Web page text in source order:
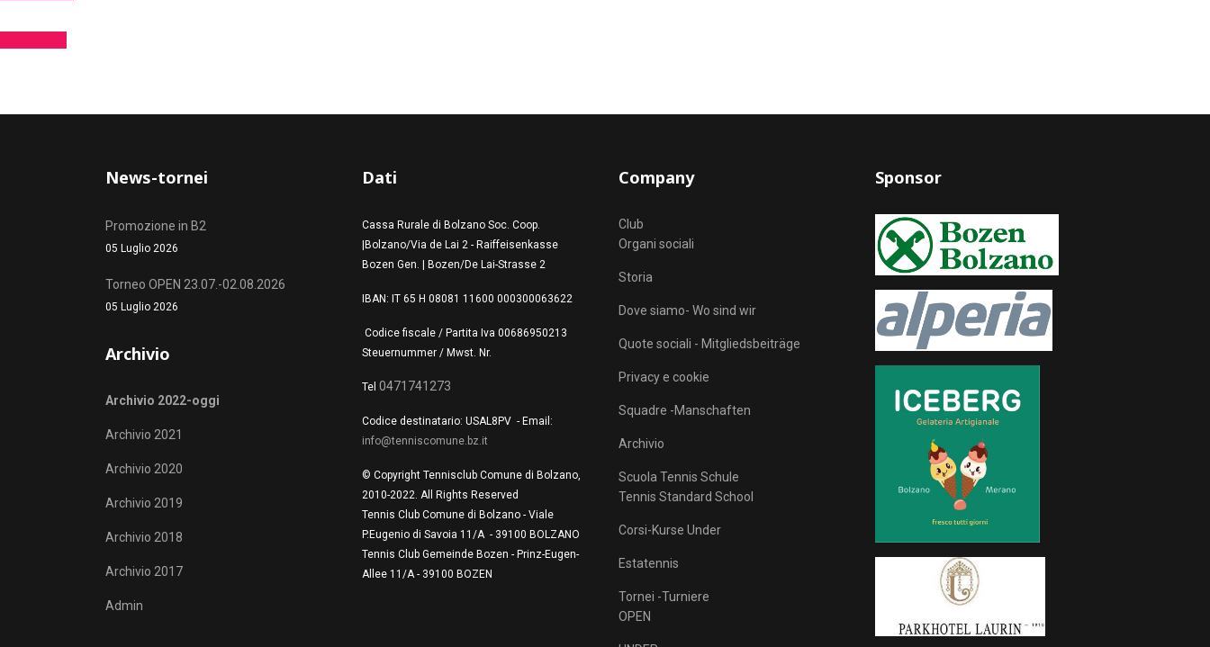
News-tornei
Promozione in B2
05 Luglio 2026
Torneo OPEN 23.07.-02.08.2026
05 Luglio 2026
Archivio
Archivio 2022-oggi
Archivio 2021
Archivio 2020
Archivio 2019
Archivio 2018
Archivio 2017
Admin
Dati
Cassa Rurale di Bolzano Soc. Coop.
|Bolzano/Via de Lai 2 - Raiffeisenkasse
Bozen Gen. | Bozen/De Lai-Strasse 2
IBAN: IT 65 H 08081 11600 000300063622
Codice fiscale / Partita Iva 00686950213
Steuernummer / Mwst. Nr.
Tel 0471741273
Codice destinatario: USAL8PV - Email:
info@tenniscomune.bz.it
© Copyright Tennisclub Comune di Bolzano,
2010-2022. All Rights Reserved
Tennis Club Comune di Bolzano - Viale
P.Eugenio di Savoia 11/A - 39100 BOLZANO
Tennis Club Gemeinde Bozen - Prinz-Eugen-
Allee 11/A - 39100 BOZEN
Company
Club
Organi sociali
Storia
Dove siamo- Wo sind wir
Quote sociali - Mitgliedsbeiträge
Privacy e cookie
Squadre -Manschaften
Archivio
Scuola Tennis Schule
Tennis Standard School
Corsi-Kurse Under
Estatennis
Tornei -Turniere
OPEN
Sponsor